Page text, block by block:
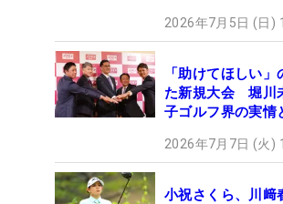
2026年7月5日 (日)
「助けてほしい
た新規大会 堀川
子ゴルフ界の実情
2026年7月7日 (火)
小祝さくら、川﨑